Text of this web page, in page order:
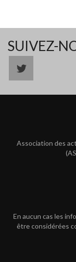
SUIVEZ-
Association des
En aucun cas les
être considérées